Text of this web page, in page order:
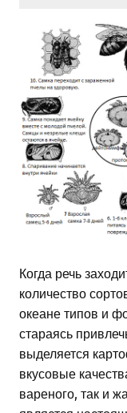
Когда речь
количество
океане типов и
стараясь
выделяется
вкусовые
вареного, так и